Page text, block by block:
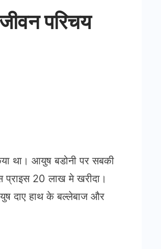
परिचय
था। आयुष बडोनी पर सबकी
20 लाख मे खरीदा।
दाए हाथ के बल्लेबाज और